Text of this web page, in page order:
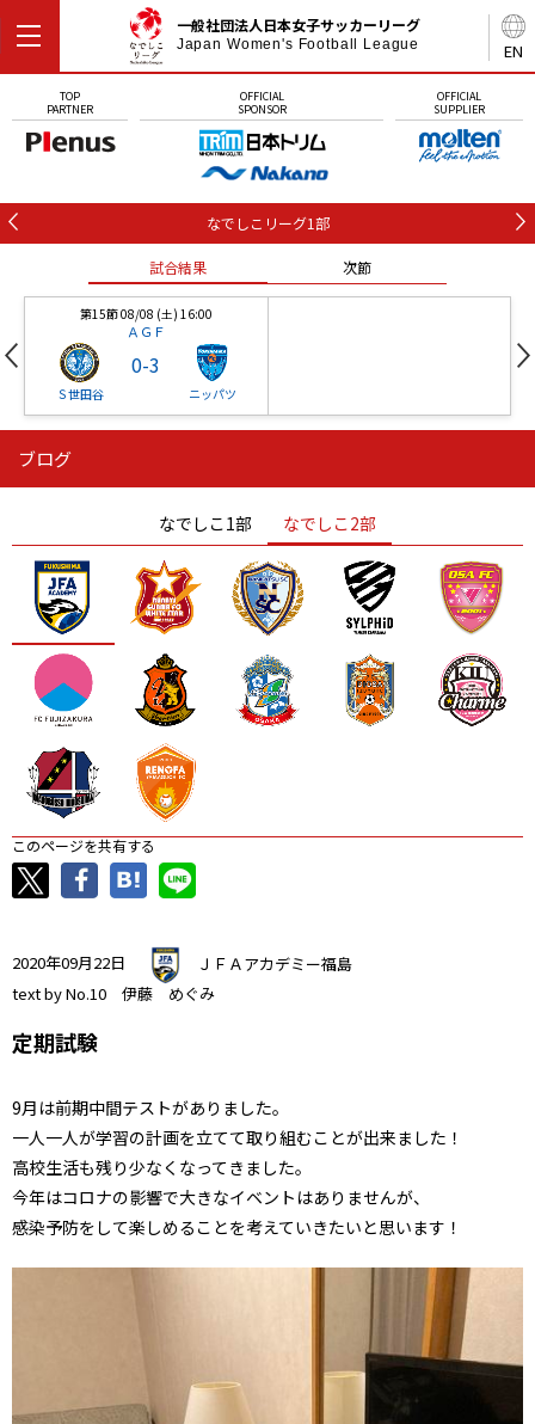
EN
一般社団法人日本女子サッカーリーグ
Japan Women's Football League
TOP
PARTNER
OFFICIAL
SPONSOR
OFFICIAL
SUPPLIER
なでしこリーグ1部
試合結果 次節
第15節 08/08 (土) 16:00
ＡＧＦ
Ｓ世田谷
0-3
ニッパツ
ニッパツ
ニッパツ 名古屋
石人の星
静岡 愛媛Ｌ
ブログ
なでしこ1部 なでしこ2部
このページを共有する
2020年09月22日
ＪＦＡアカデミー福島
text by No.10 伊藤 めぐみ
定期試験
9月は前期中間テストがありました。
一人一人が学習の計画を立てて取り組むことが出来ました！
高校生活も残り少なくなってきました。
今年はコロナの影響で大きなイベントはありませんが、
感染予防をして楽しめることを考えていきたいと思います！